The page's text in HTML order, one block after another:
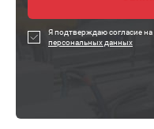
Я подтверждаю согласие на
персональных данных